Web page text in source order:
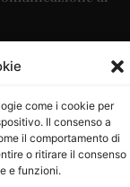
come i cookie per
Il consenso a
il comportamento di
o ritirare il consenso
e funzioni.